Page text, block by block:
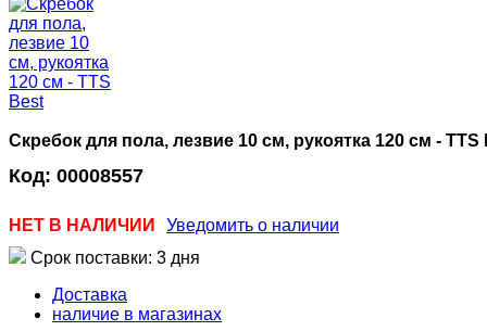
Скребок для пола, лезвие 10 см, рукоятка 120 см - TTS
Код: 00008557
НЕТ В НАЛИЧИИ
Уведомить о наличии
Срок поставки: 3 дня
Доставка
наличие в магазинах